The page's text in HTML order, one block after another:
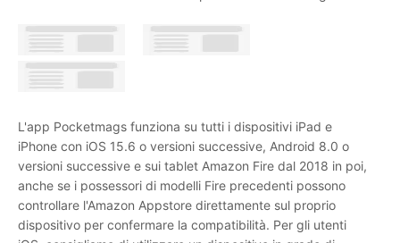
L'app Pocketmags funziona su tutti i dispositivi iPad e
iPhone con iOS 15.6 o versioni successive, Android 8.0 o
versioni successive e sui tablet Amazon Fire dal 2018 in poi,
anche se i possessori di modelli Fire precedenti possono
controllare l'Amazon Appstore direttamente sul proprio
dispositivo per confermare la compatibilità. Per gli utenti